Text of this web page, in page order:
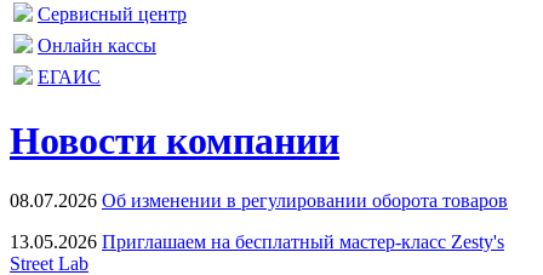
Сервисный центр
Онлайн кассы
ЕГАИС
Новости компании
08.07.2026 Об изменении в регулировании оборота товаров
13.05.2026 Приглашаем на бесплатный мастер-класс Zesty's
Street Lab